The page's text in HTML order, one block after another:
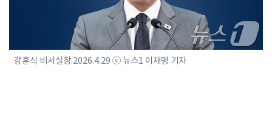
강훈식 비서실장.2026.4.29 ⓒ 뉴스1 이재명 기자